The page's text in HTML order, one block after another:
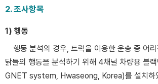
2. 조사항목
1) 행동
행동 분석의 경우, 트럭을 이용한 운송 중 어
닭들의 행동을 분석하기 위해 4채널 차량용 블
GNET system, Hwaseong, Korea)를 설치하